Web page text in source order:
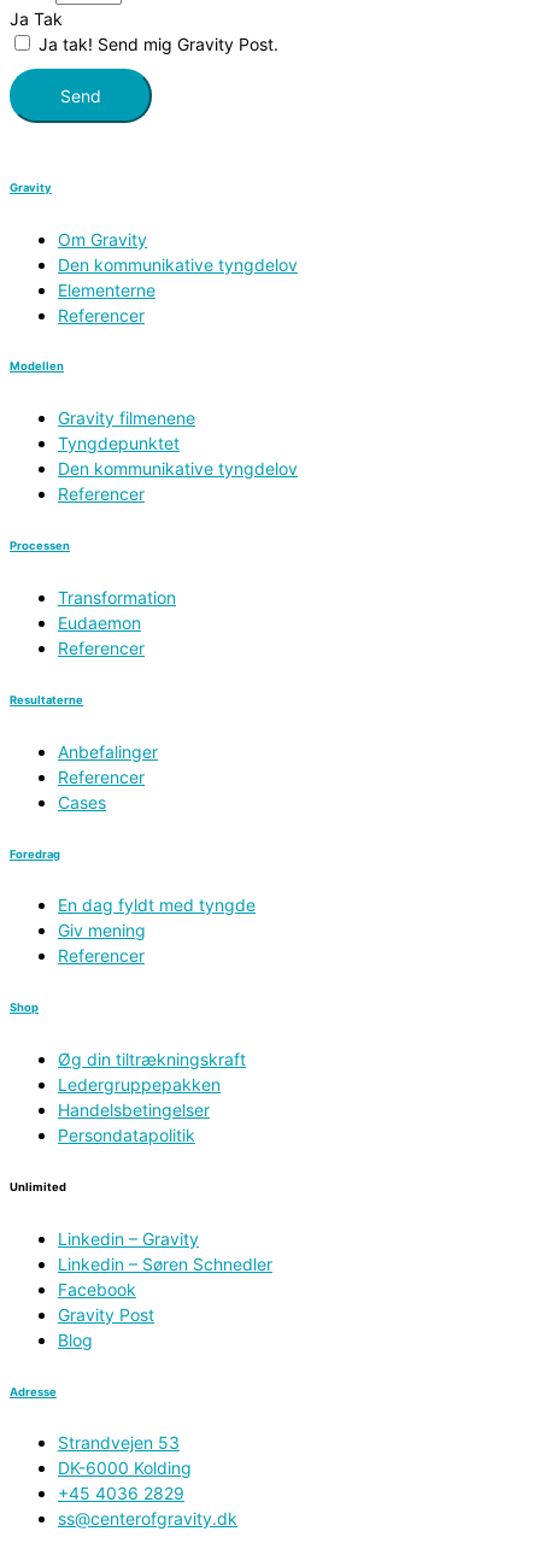
Ja Tak
Ja tak! Send mig Gravity Post.
Send
Gravity
Om Gravity
Den kommunikative tyngdelov
Elementerne
Referencer
Modellen
Gravity filmenene
Tyngdepunktet
Den kommunikative tyngdelov
Referencer
Processen
Transformation
Eudaemon
Referencer
Resultaterne
Anbefalinger
Referencer
Cases
Foredrag
En dag fyldt med tyngde
Giv mening
Referencer
Shop
Øg din tiltrækningskraft
Ledergruppepakken
Handelsbetingelser
Persondatapolitik
Unlimited
Linkedin – Gravity
Linkedin – Søren Schnedler
Facebook
Gravity Post
Blog
Adresse
Strandvejen 53
DK-6000 Kolding
+45 4036 2829
ss@centerofgravity.dk